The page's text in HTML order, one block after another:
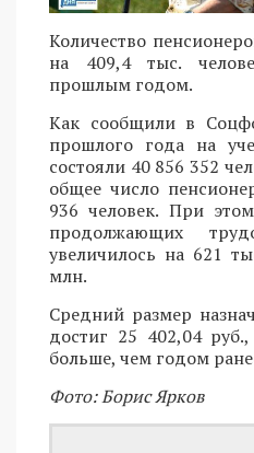
Количество
на 409,4 тыс.
прошлым годом.
Как сообщили в
прошлого года на
состояли 40 856 352
общее число
936 человек. При
продолжающих
увеличилось на 621
млн.
Средний размер
достиг 25 402,04
больше, чем годом
Фото: Борис Ярков